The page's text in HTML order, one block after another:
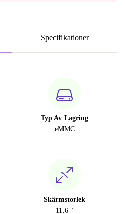
Specifikationer
Typ Av Lagring
eMMC
Skärmstorlek
11.6 "